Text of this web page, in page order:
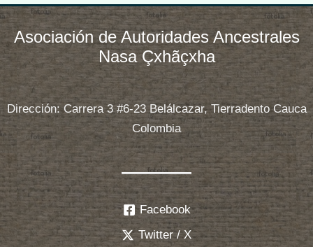
Asociación de Autoridades Ancestrales
Nasa Çxhãçxha
Dirección: Carrera 3 #6-23 Belálcazar, Tierradento Cauca
Colombia
Facebook
Twitter / X